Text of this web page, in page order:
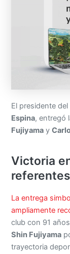
El presidente del
Espina, entregó
Fujiyama y
Victoria
referentes
La entrega
ampliamente
club con 91
Shin Fujiyama
trayectoria